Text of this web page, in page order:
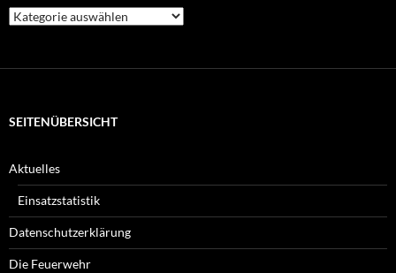
Welche
Beiträge
SEITENÜBERSICHT
Aktuelles
Einsatzstatistik
Datenschutzerklärung
Die Feuerwehr